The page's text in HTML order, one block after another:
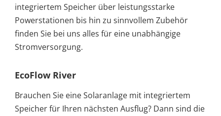
integriertem Speicher über leistungsstarke
Powerstationen bis hin zu sinnvollem Zubehör
finden Sie bei uns alles für eine unabhängige
Stromversorgung.
EcoFlow River
Brauchen Sie eine Solaranlage mit integriertem
Speicher für Ihren nächsten Ausflug? Dann sind die